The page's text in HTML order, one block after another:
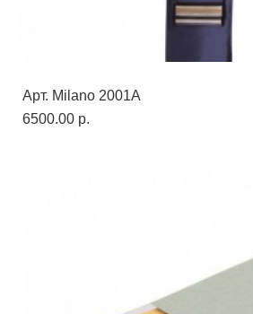
Арт. Milano 2001A
6500.00 p.